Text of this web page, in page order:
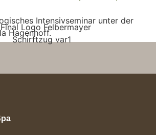
Intensivseminar unter der
Hagenhoff.